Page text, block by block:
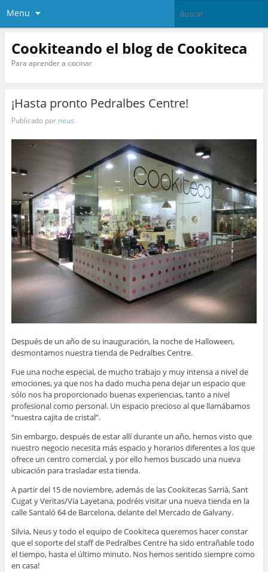
Menu
Cookiteando el blog de Cookiteca
Para aprender a cocinar
¡Hasta pronto Pedralbes Centre!
Publicado por neus
Después de un año de su inauguración, la noche de Halloween,
desmontamos nuestra tienda de Pedralbes Centre.
Fue una noche especial, de mucho trabajo y muy intensa a nivel de
emociones, ya que nos ha dado mucha pena dejar un espacio que
sólo nos ha proporcionado buenas experiencias, tanto a nivel
profesional como personal. Un espacio precioso al que llamábamos
“nuestra cajita de cristal”.
Sin embargo, después de estar allí durante un año, hemos visto que
nuestro negocio necesita más espacio y horarios diferentes a los que
ofrece un centro comercial, y por ello hemos buscado una nueva
ubicación para trasladar esta tienda.
A partir del 15 de noviembre, además de las Cookitecas Sarrià, Sant
Cugat y Veritas/Via Layetana, podréis visitar una nueva tienda en la
calle Santaló 64 de Barcelona, delante del Mercado de Galvany.
Silvia, Neus y todo el equipo de Cookiteca queremos hacer constar
que el soporte del staff de Pedralbes Centre ha sido entrañable todo
el tiempo, hasta el último minuto. Nos hemos sentido siempre como
en casa!